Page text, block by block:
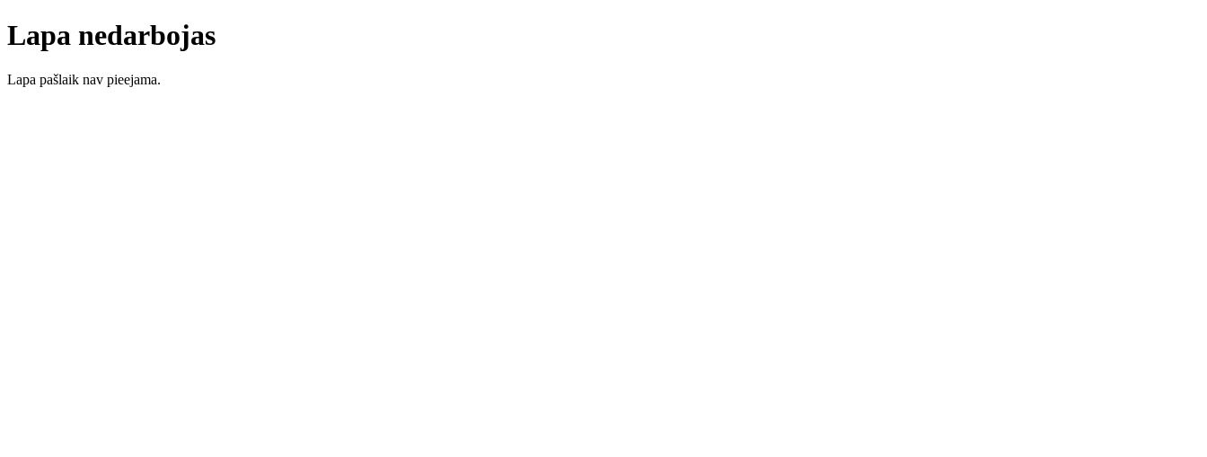
Lapa nedarbojas
Lapa pašlaik nav pieejama.